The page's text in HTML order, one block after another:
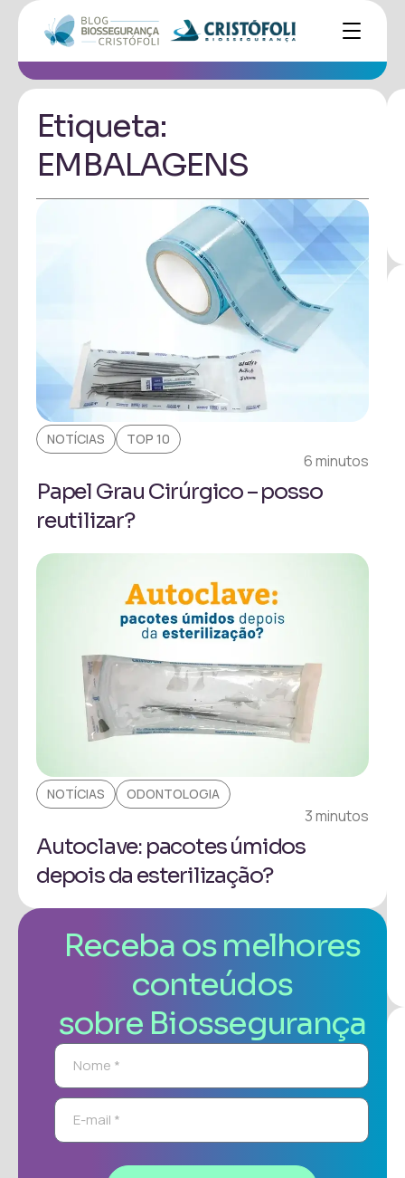
Etiqueta:
EMBALAGENS
NOTÍCIAS TOP 10
6 minutos
Papel Grau Cirúrgico – posso
reutilizar?
NOTÍCIAS ODONTOLOGIA
3 minutos
Autoclave: pacotes úmidos
depois da esterilização?
Receba os melhores
conteúdos
sobre Biossegurança